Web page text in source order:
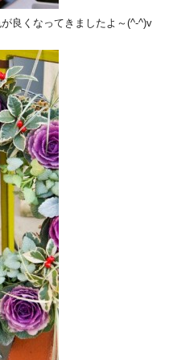
良くなってきましたよ～(^-^)v